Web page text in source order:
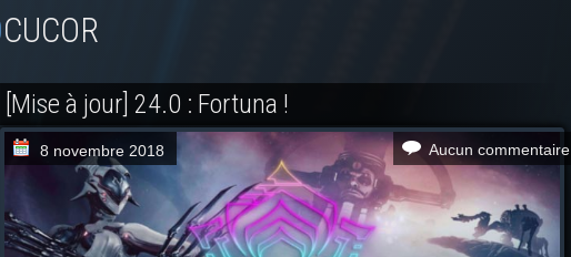
OCUCOR
[Mise à jour] 24.0 : Fortuna !
8 novembre 2018 Aucun commentaire